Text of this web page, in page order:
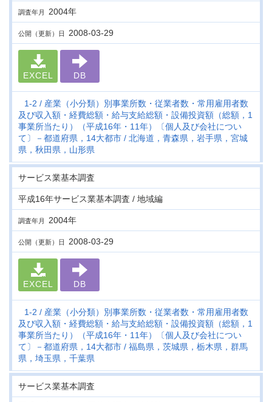
調査年月 2004年
公開（更新）日 2008-03-29
EXCEL DB
1-2
産業（小分類）別事業所数・従業者数・常用雇用者数
及び収入額・経費総額・給与支給総額・設備投資額（総額，1
事業所当たり）（平成16年・11年）〔個人及び会社につい
て〕－都道府県，14大都市
北海道，青森県，岩手県，宮城
県，秋田県，山形県
サービス業基本調査
平成16年サービス業基本調査 / 地域編
調査年月 2004年
公開（更新）日 2008-03-29
EXCEL DB
1-2
産業（小分類）別事業所数・従業者数・常用雇用者数
及び収入額・経費総額・給与支給総額・設備投資額（総額，1
事業所当たり）（平成16年・11年）〔個人及び会社につい
て〕－都道府県，14大都市
福島県，茨城県，栃木県，群馬
県，埼玉県，千葉県
サービス業基本調査